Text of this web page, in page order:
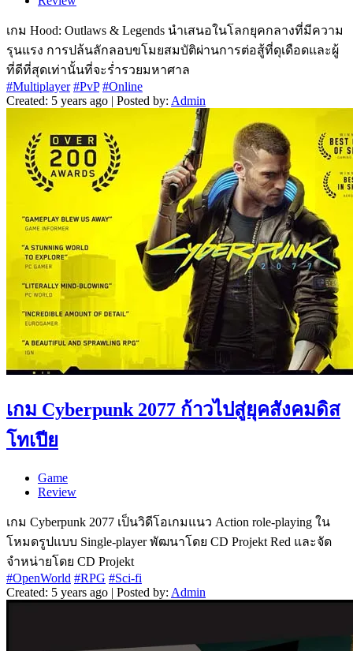
เกม Hood: Outlaws & Legends นำเสนอในโลกยุคกลางที่มีความ
รุนแรง การปล้นลักลอบขโมยสมบัติผ่านการต่อสู้ที่ดุเดือดและผู้
ที่ดีที่สุดเท่านั้นที่จะร่ำรวยมหาศาล
#Multiplayer #PvP #Online
Created: 5 years ago | Posted by: Admin
เกม Cyberpunk 2077 ก้าวไปสู่ยุคสังคมดิส
โทเปีย
Game
Review
เกม Cyberpunk 2077 เป็นวิดีโอเกมแนว Action role-playing ใน
โหมดรูปแบบ Single-player พัฒนาโดย CD Projekt Red และจัด
จำหน่ายโดย CD Projekt
#OpenWorld #RPG #Sci-fi
Created: 5 years ago | Posted by: Admin